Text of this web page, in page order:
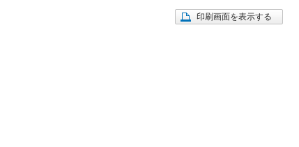
印刷画面を表示する